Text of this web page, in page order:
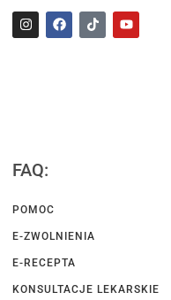
FAQ:
POMOC
E-ZWOLNIENIA
E-RECEPTA
KONSULTACJE LEKARSKIE